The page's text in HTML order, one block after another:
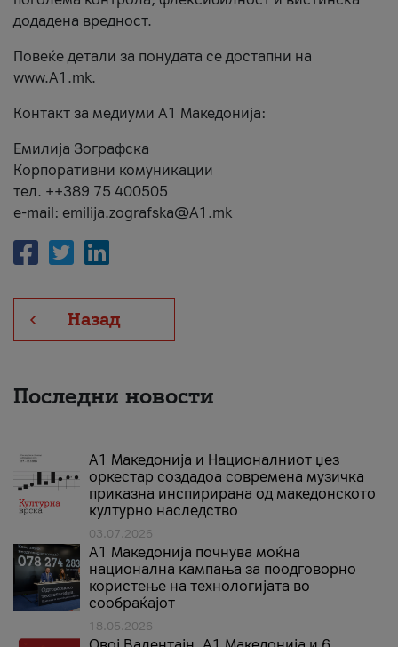
додадена вредност.
Повеќе детали за понудата се достапни на
www.А1.mk.
Контакт за медиуми А1 Македонија:
Емилија Зографска
Корпоративни комуникации
тел. ++389 75 400505
e-mail: emilija.zografska@A1.mk
Назад
Последни новости
А1 Македонија и Националниот џез
оркестар создадоа современа музичка
приказна инспирирана од македонското
културно наследство
03.07.2026
A1 Македонија почнува моќна
национална кампања за поодговорно
користење на технологијата во
сообраќајот
18.05.2026